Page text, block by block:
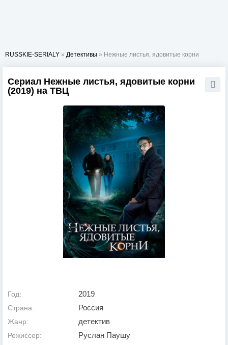
RUSSKIE-SERIALY » Детективы » Нежные листья, ядовитые корни
Сериал Нежные листья, ядовитые корни
(2019) на ТВЦ
Год: 2019
Страна: Россия
Жанр: детектив
Режиссер: Руслан Паушу